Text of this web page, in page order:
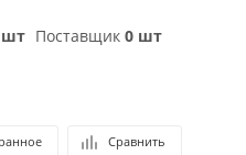
шт Поставщик 0 шт
Сравнить